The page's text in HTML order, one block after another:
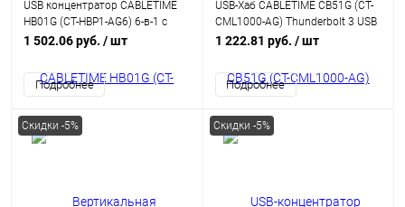
USB концентратор CABLETIME
HB01G (CT-HBP1-AG6) 6-в-1 с
HDMI, 100W PD для MacBook
1 502.06 руб. / шт
Подробнее
USB-Хаб CABLETIME CB51G (CT-
CML1000-AG) Thunderbolt 3 USB
C - RJ45 Ethernet
1 222.81 руб. / шт
Подробнее
Скидки -5% Скидки -5%